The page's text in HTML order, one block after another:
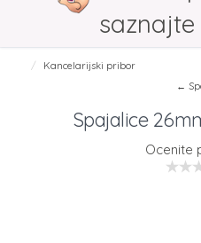
saznajte
Kancelarijski pribor
←
Spajalice
Ocenite